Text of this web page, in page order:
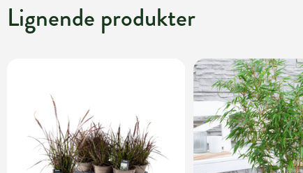
Lignende produkter